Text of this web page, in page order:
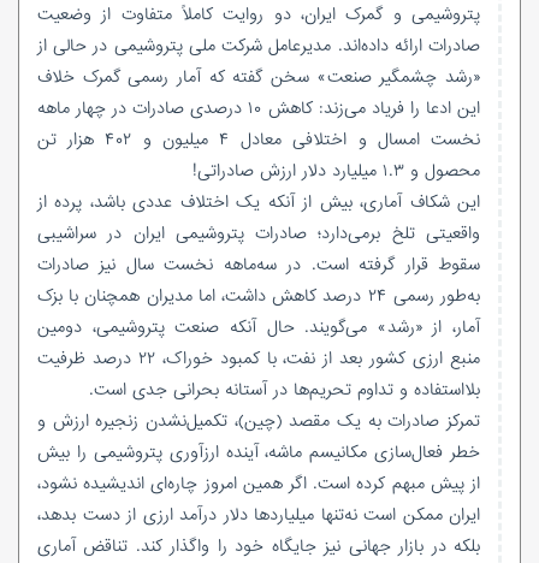
پتروشیمی و گمرک ایران، دو روایت کاملاً متفاوت از وضعیت
صادرات ارائه داده‌اند. مدیرعامل شرکت ملی پتروشیمی در حالی از
«رشد چشمگیر صنعت» سخن گفته که آمار رسمی گمرک خلاف
این ادعا را فریاد می‌زند: کاهش ۱۰ درصدی صادرات در چهار ماهه
نخست امسال و اختلافی معادل ۴ میلیون و ۴۰۲ هزار تن
محصول و ۱.۳ میلیارد دلار ارزش صادراتی!
این شکاف آماری، بیش از آنکه یک اختلاف عددی باشد، پرده از
واقعیتی تلخ برمی‌دارد؛ صادرات پتروشیمی ایران در سراشیبی
سقوط قرار گرفته است. در سه‌ماهه نخست سال نیز صادرات
به‌طور رسمی ۲۴ درصد کاهش داشت، اما مدیران همچنان با بزک
آمار، از «رشد» می‌گویند. حال آنکه صنعت پتروشیمی، دومین
منبع ارزی کشور بعد از نفت، با کمبود خوراک، ۲۲ درصد ظرفیت
بلااستفاده و تداوم تحریم‌ها در آستانه بحرانی جدی است.
تمرکز صادرات به یک مقصد (چین)، تکمیل‌نشدن زنجیره ارزش و
خطر فعال‌سازی مکانیسم ماشه، آینده ارزآوری پتروشیمی را بیش
از پیش مبهم کرده است. اگر همین امروز چاره‌ای اندیشیده نشود،
ایران ممکن است نه‌تنها میلیاردها دلار درآمد ارزی از دست بدهد،
بلکه در بازار جهانی نیز جایگاه خود را واگذار کند. تناقض آماری